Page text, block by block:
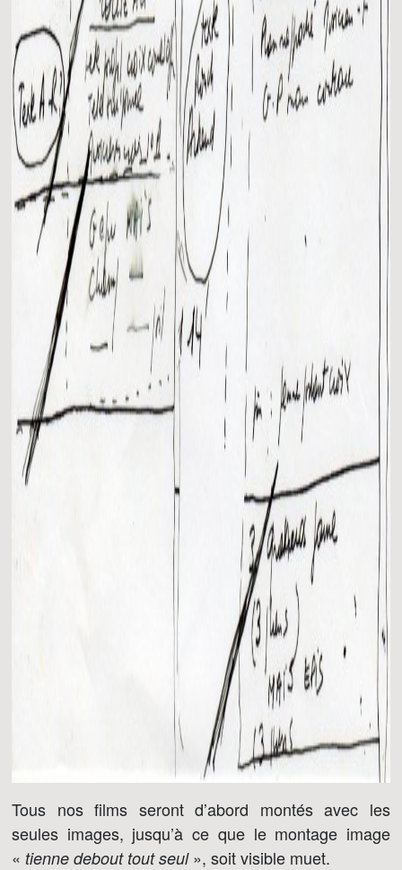
Tous nos films seront d’abord montés avec les
seules images, jusqu’à ce que le montage image
« tienne debout tout seul», soit visible muet.